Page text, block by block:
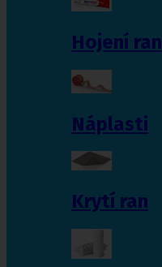
Hojení ran
Náplasti
Krytí ran